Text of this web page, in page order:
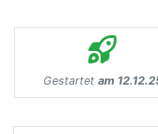
Gestartet am